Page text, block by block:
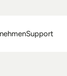
Support